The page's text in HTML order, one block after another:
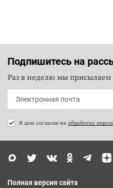
Подпишитесь на
Раз в неделю мы
Я даю согласие на обработку
Полная версия сайта